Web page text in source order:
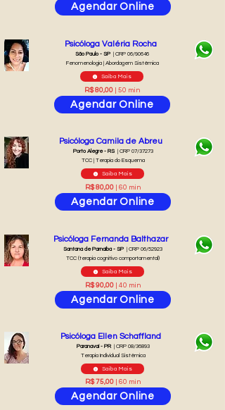
Agendar Online
Saiba Mais
Psicóloga Valéria Rocha
Agendar Online
R$ 80,00 | 50 min
São Paulo - SP | CRP 06/90646
Fenomenologia | Abordagem Sistêmica
Saiba Mais
Psicóloga Camila de Abreu
Agendar Online
R$ 80,00 | 60 min
Porto Alegre - RS| CRP 07/37273
TCC | Terapia do Esquema
Saiba Mais
Psicóloga Fernanda Balthazar
Agendar Online
R$ 90,00 | 40 min
Santana de Parnaíba - SP | CRP 06/52923
TCC (terapia cognitivo comportamental)
Saiba Mais
Psicóloga Ellen Schaffland
Agendar Online
R$ 75,00 | 60 min
Paranavaí - PR| CRP 08/36893
Terapia Individual Sistêmica